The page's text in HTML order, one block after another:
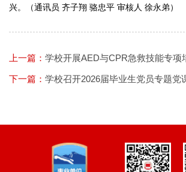
兴。（通讯员 齐子翔 骆忠平 审核人 徐永弟）
上一篇： 学校开展AED与CPR急救技能专项
下一篇： 学校召开2026届毕业生党员专题党